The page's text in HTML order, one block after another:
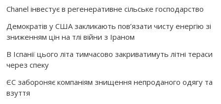
Chanel інвестує в регенеративне сільське господарство
Демократів у США закликають пов’язати чисту енергію зі
зниженням цін на тлі війни з Іраном
В Іспанії цього літа тимчасово закриватимуть літні тераси
через спеку
ЄС забороняє компаніям знищення непроданого одягу та
взуття